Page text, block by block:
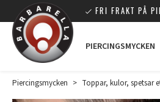
FRI FRAKT PÅ
PIERCINGSMYCKEN
Piercingsmycken > Toppar, kulor, spetsar